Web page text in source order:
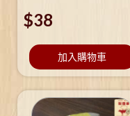
$38
加入購物車